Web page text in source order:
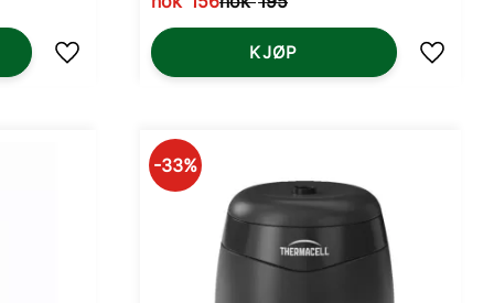
Lagre som favoritt Lagre
KJØP
33%